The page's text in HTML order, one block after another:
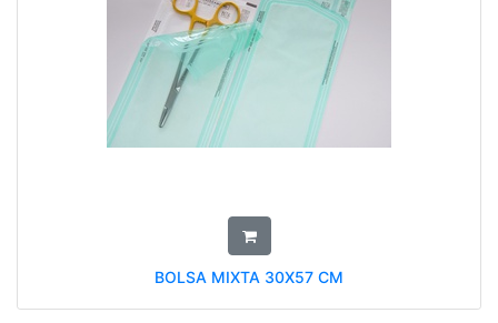
BOLSA MIXTA 30X57 CM